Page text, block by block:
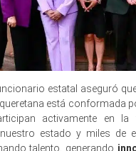
estatal aseguró
está conformada
activamente en
estado y miles de
talento, generando